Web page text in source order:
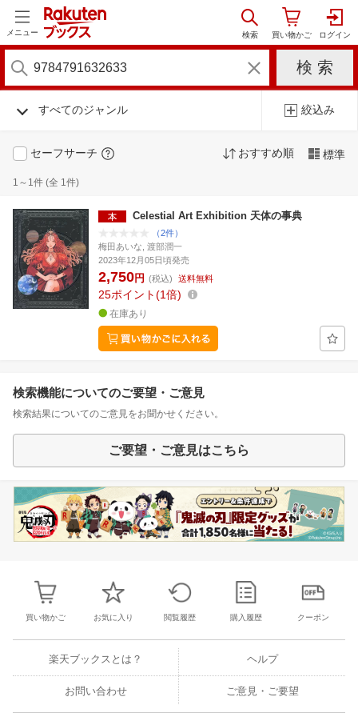
メニュー
すべてのジャンル 絞込み
セーフサーチ おすすめ順 標準
1～1件 (全 1件)
Celestial Art Exhibition 天体の事典
（2件）
梅田あいな, 渡部潤一
2023年12月05日頃発売
2,750円 (税込) 送料無料
25ポイント 1倍
在庫あり
検索機能についてのご要望・ご意見
検索結果についてのご意見をお聞かせください。
ご要望・ご意見はこちら
買い物かご お気に入り 閲覧履歴 購入履歴 クーポン
楽天ブックスとは？ ヘルプ
お問い合わせ ご意見・ご要望